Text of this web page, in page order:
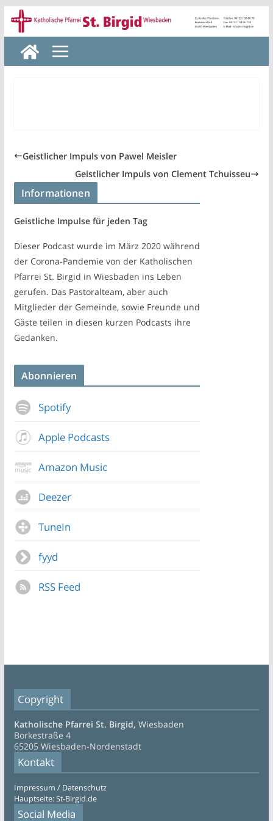
Zum
Inhalt
springen
Geistlicher Impuls von Pawel Meisler
Geistlicher Impuls von Clement Tchuisseu
Informationen
Geistliche Impulse für jeden Tag
Dieser Podcast wurde im März 2020 während
der Corona-Pandemie von der Katholischen
Pfarrei St. Birgid in Wiesbaden ins Leben
gerufen. Das Pastoralteam, aber auch
Mitglieder der Gemeinde, sowie Freunde und
Gäste teilen in diesen kurzen Podcasts ihre
Gedanken.
Abonnieren
Spotify
Apple Podcasts
Amazon Music
Deezer
TuneIn
fyyd
RSS Feed
Copyright
Katholische Pfarrei St. Birgid, Wiesbaden
Borkestraße 4
65205 Wiesbaden-Nordenstadt
Kontakt
Impressum / Datenschutz
Hauptseite: St-Birgid.de
Social Media